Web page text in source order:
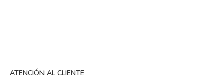
ATENCIÓN AL CLIENTE